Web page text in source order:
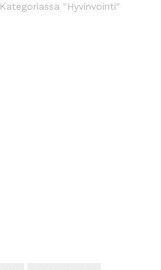
Kategoriassa "Hyvinvointi"